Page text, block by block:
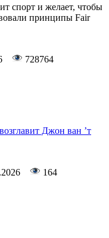
спорт и желает, чтобы
принципы Fair
728764
Джон ван ’т
164